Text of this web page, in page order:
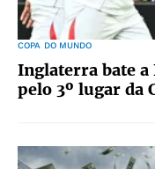
COPA DO MUNDO
Inglaterra bate a
pelo 3º lugar da